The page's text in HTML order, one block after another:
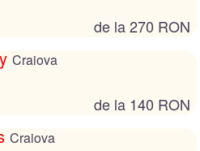
de la 270 RON
Craiova
de la 140 RON
Craiova